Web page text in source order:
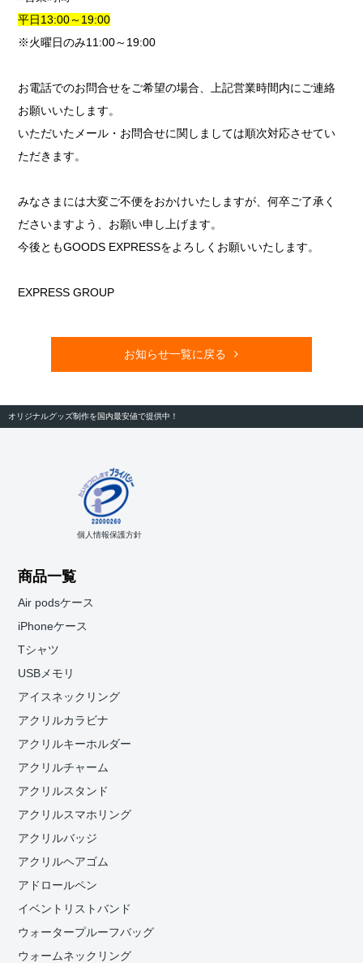
平日13:00～19:00
※火曜日のみ11:00～19:00
お電話でのお問合せをご希望の場合、上記営業時間内にご連絡
お願いいたします。
いただいたメール・お問合せに関しましては順次対応させてい
ただきます。
みなさまには大変ご不便をおかけいたしますが、何卒ご了承く
ださいますよう、お願い申し上げます。
今後ともGOODS EXPRESSをよろしくお願いいたします。
EXPRESS GROUP
お知らせ一覧に戻る
オリジナルグッズ制作を国内最安値で提供中！
個人情報保護方針
商品一覧
Air podsケース
iPhoneケース
Tシャツ
USBメモリ
アイスネックリング
アクリルカラビナ
アクリルキーホルダー
アクリルチャーム
アクリルスタンド
アクリルスマホリング
アクリルバッジ
アクリルヘアゴム
アドロールペン
イベントリストバンド
ウォータープルーフバッグ
ウォームネックリング